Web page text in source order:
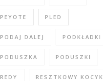
PEYOTE PLED
PODAJ DALEJ PODKŁADKI
PODUSZKA PODUSZKI
REDY RESZTKOWY KOCYK